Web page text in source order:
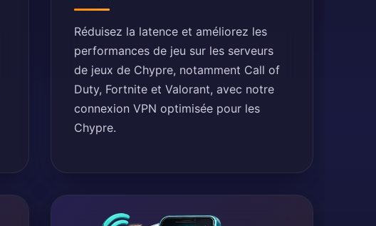
Réduisez la latence et améliorez les
performances de jeu sur les serveurs
de jeux de Chypre, notamment Call of
Duty, Fortnite et Valorant, avec notre
connexion VPN optimisée pour les
Chypre.